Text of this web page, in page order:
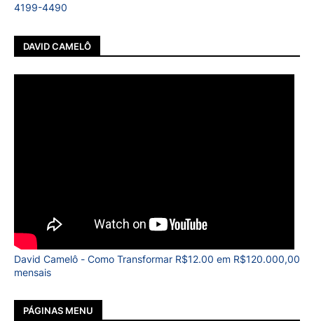
4199-4490
DAVID CAMELÔ
David Camelô - Como Transformar R$12.00 em R$120.000,00
mensais
PÁGINAS MENU